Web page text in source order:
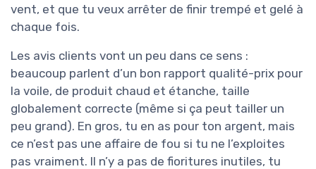
vent, et que tu veux arrêter de finir trempé et gelé à
chaque fois.
Les avis clients vont un peu dans ce sens :
beaucoup parlent d’un bon rapport qualité-prix pour
la voile, de produit chaud et étanche, taille
globalement correcte (même si ça peut tailler un
peu grand). En gros, tu en as pour ton argent, mais
ce n’est pas une affaire de fou si tu ne l’exploites
pas vraiment. Il n’y a pas de fioritures inutiles, tu